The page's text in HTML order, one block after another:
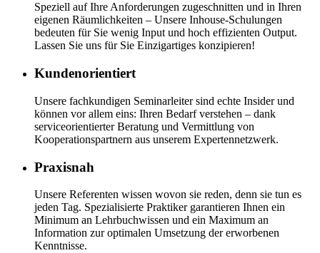
Speziell auf Ihre Anforderungen zugeschnitten und in Ihren
eigenen Räumlichkeiten – Unsere Inhouse-Schulungen
bedeuten für Sie wenig Input und hoch effizienten Output.
Lassen Sie uns für Sie Einzigartiges konzipieren!
Kundenorientiert
Unsere fachkundigen Seminarleiter sind echte Insider und
können vor allem eins: Ihren Bedarf verstehen – dank
serviceorientierter Beratung und Vermittlung von
Kooperationspartnern aus unserem Expertennetzwerk.
Praxisnah
Unsere Referenten wissen wovon sie reden, denn sie tun es
jeden Tag. Spezialisierte Praktiker garantieren Ihnen ein
Minimum an Lehrbuchwissen und ein Maximum an
Information zur optimalen Umsetzung der erworbenen
Kenntnisse.